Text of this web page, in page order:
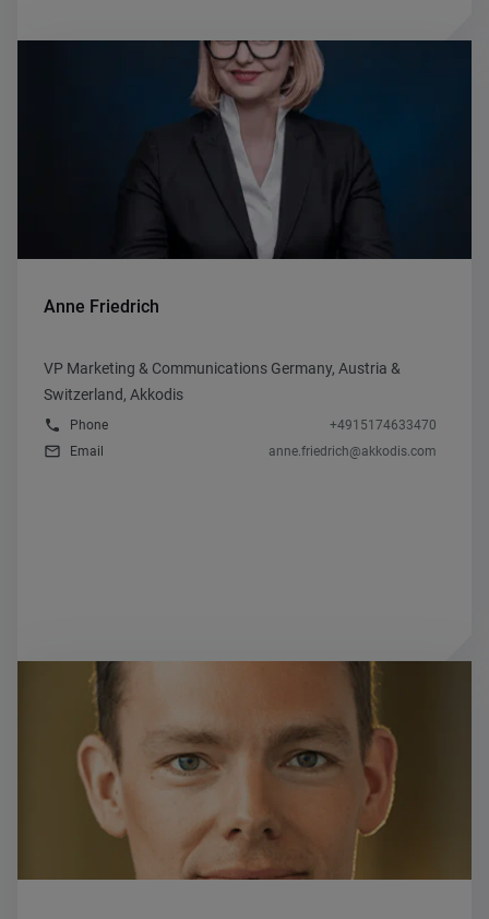
Anne Friedrich
VP Marketing & Communications Germany, Austria &
Switzerland, Akkodis
phone
Phone +4915174633470
mail_outline Email anne.friedrich@akkodis.com